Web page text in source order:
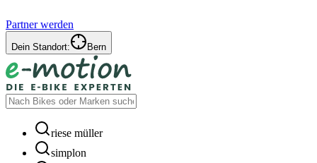
Partner werden
Dein Standort: Bern
riese müller
simplon